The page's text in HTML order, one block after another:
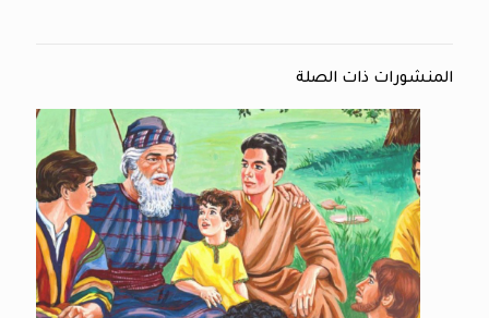
المنشورات ذات الصلة